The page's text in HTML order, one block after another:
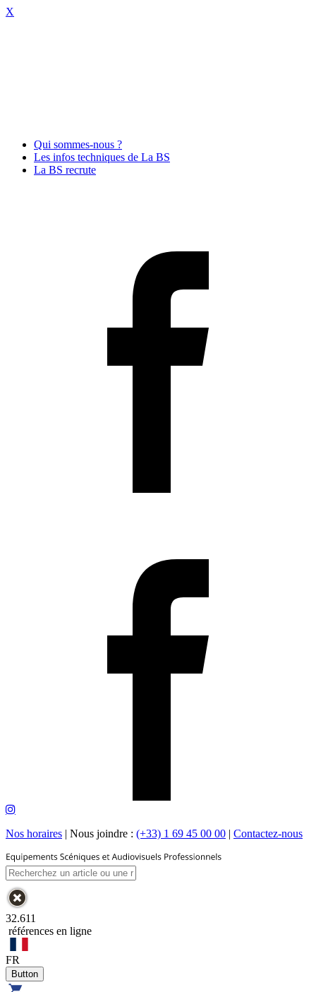
X
Qui sommes-nous ?
Les infos techniques de La BS
La BS recrute
Nos horaires | Nous joindre : (+33) 1 69 45 00 00 | Contactez-nous
32.611
références en ligne
FR